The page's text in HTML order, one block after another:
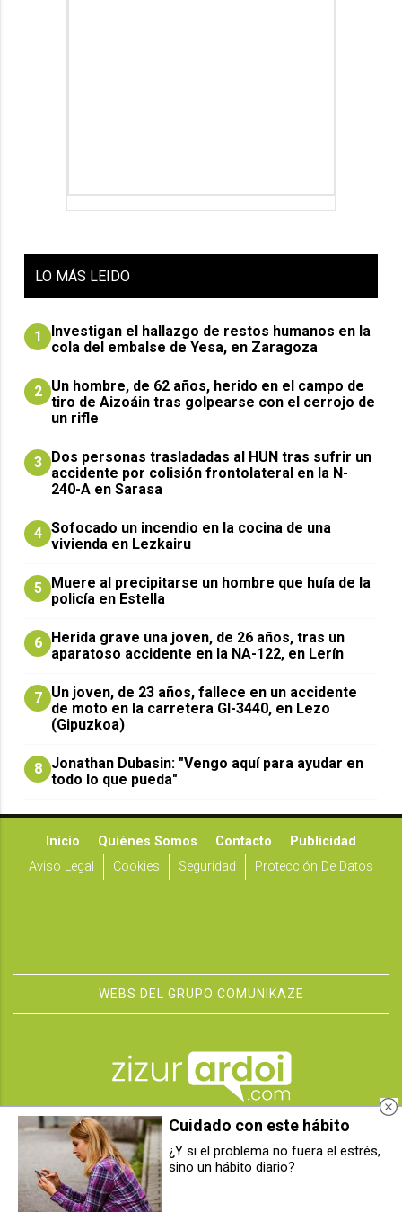
LO MÁS LEIDO
1
Investigan el hallazgo de restos humanos en la
cola del embalse de Yesa, en Zaragoza
2 Un hombre, de 62 años, herido en el campo de
tiro de Aizoáin tras golpearse con el cerrojo de
un rifle
3
​Dos personas trasladadas al HUN tras sufrir un
accidente por colisión frontolateral en la N-
240-A en Sarasa
4 Sofocado un incendio en la cocina de una
vivienda en Lezkairu
5
Muere al precipitarse un hombre que huía de la
policía en Estella
6
Herida grave una joven, de 26 años, tras un
aparatoso accidente en la NA-122, en Lerín
7 Un joven, de 23 años, fallece en un accidente
de moto en la carretera GI-3440, en Lezo
(Gipuzkoa)
8 Jonathan Dubasin: "Vengo aquí para ayudar en
todo lo que pueda"
Inicio Quiénes Somos Contacto
Publicidad
Aviso Legal
Cookies Seguridad Protección De Datos
WEBS DEL GRUPO COMUNIKAZE
Detenido dos veces en Berriozar
tras una discusión de pareja:
falseó su identidad y tenía
prohibida la entrada en España
Detenido un hombre en Berriozar
Cuidado con este hábito
¿Y si el problema no fuera el estrés,
sino un hábito diario?